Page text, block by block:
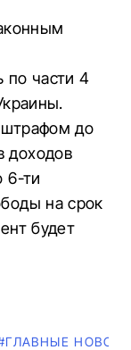
по части 4
штрафом до
доходов
6-ти
на срок
будет